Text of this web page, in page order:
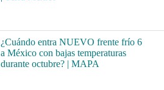
¿Cuándo entra NUEVO frente frío 6
a México con bajas temperaturas
durante octubre? | MAPA